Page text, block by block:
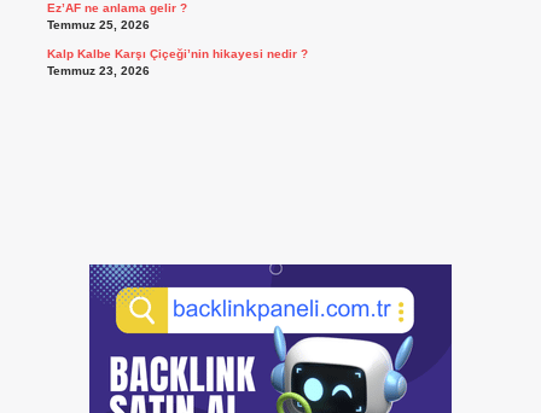
Ez’AF ne anlama gelir ?
Temmuz 25, 2026
Kalp Kalbe Karşı Çiçeği’nin hikayesi nedir ?
Temmuz 23, 2026